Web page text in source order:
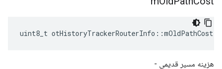
uint8_t otHistoryTrackerRouterInfo ::mOldPathCost
هزینه مسیر قدیمی -